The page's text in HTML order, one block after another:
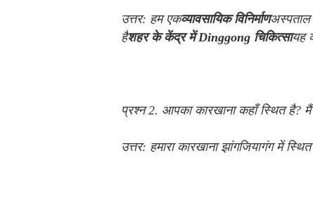
उत्तर: हम एकव्यावसायिक विनिर्माणअस्पताल
हैशहर के केंद्र में Dinggong चिकित्सायह
प्रश्न 2. आपका कारखाना कहाँ स्थित है?
उत्तर: हमारा कारखाना झांगजियागंग में